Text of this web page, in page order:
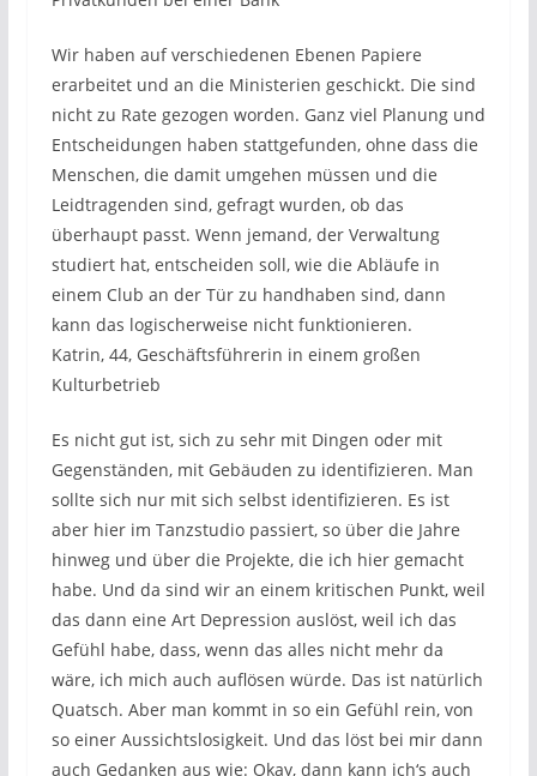
Wir haben auf verschiedenen Ebenen Papiere
erarbeitet und an die Ministerien geschickt. Die sind
nicht zu Rate gezogen worden. Ganz viel Planung und
Entscheidungen haben stattgefunden, ohne dass die
Menschen, die damit umgehen müssen und die
Leidtragenden sind, gefragt wurden, ob das
überhaupt passt. Wenn jemand, der Verwaltung
studiert hat, entscheiden soll, wie die Abläufe in
einem Club an der Tür zu handhaben sind, dann
kann das logischerweise nicht funktionieren.
Katrin, 44, Geschäftsführerin in einem großen
Kulturbetrieb
Es nicht gut ist, sich zu sehr mit Dingen oder mit
Gegenständen, mit Gebäuden zu identifizieren. Man
sollte sich nur mit sich selbst identifizieren. Es ist
aber hier im Tanzstudio passiert, so über die Jahre
hinweg und über die Projekte, die ich hier gemacht
habe. Und da sind wir an einem kritischen Punkt, weil
das dann eine Art Depression auslöst, weil ich das
Gefühl habe, dass, wenn das alles nicht mehr da
wäre, ich mich auch auflösen würde. Das ist natürlich
Quatsch. Aber man kommt in so ein Gefühl rein, von
so einer Aussichtslosigkeit. Und das löst bei mir dann
auch Gedanken aus wie: Okay, dann kann ich‘s auch